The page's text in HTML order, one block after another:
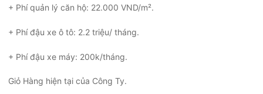
+ Phí quản lý căn hộ: 22.000 VND/m².
+ Phí đậu xe ô tô: 2.2 triệu/ tháng.
+ Phí đậu xe máy: 200k/tháng.
Giỏ Hàng hiện tại của Công Ty.